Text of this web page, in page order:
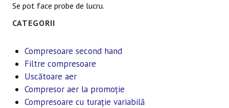
Se pot face probe de lucru.
CATEGORII
Compresoare second hand
Filtre compresoare
Uscătoare aer
Compresor aer la promoție
Compresoare cu turație variabilă